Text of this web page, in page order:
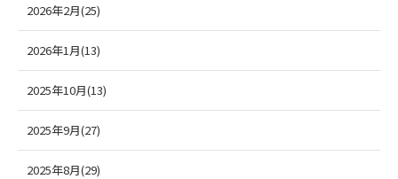
2026年2月(25)
2026年1月(13)
2025年10月(13)
2025年9月(27)
2025年8月(29)